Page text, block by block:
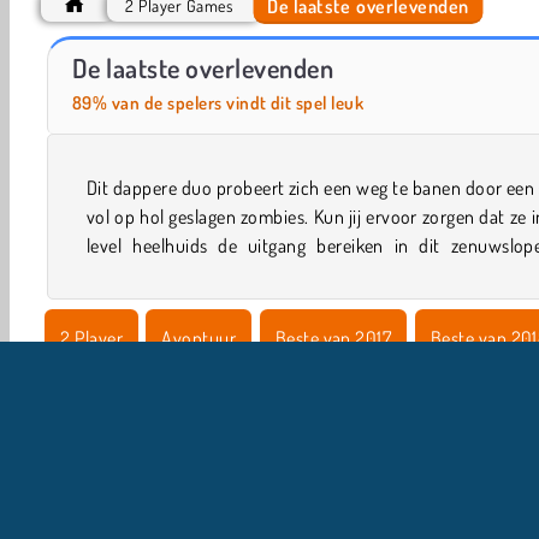
2 Player Games De laatste overlevenden
De laatste overlevenden
89% van de spelers vindt dit spel leuk
Dit dappere duo probeert zich een weg te banen door een
vol op hol geslagen zombies. Kun jij ervoor zorgen dat ze
level heelhuids de uitgang bereiken in dit
strategische actiespel? Laat ze samenwerken om
2 Player Avontuur Beste van 2017 Beste van